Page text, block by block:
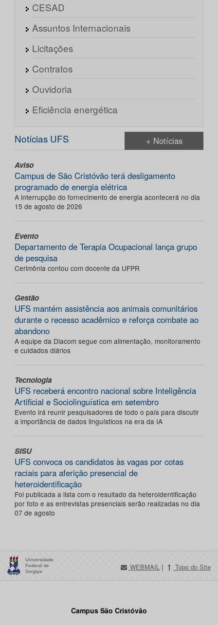
CESAD
Assuntos Internacionais
Licitações
Contratos
Ouvidoria
Eficiência energética
Notícias UFS + Notícias
Aviso
Campus de São Cristóvão terá desligamento
programado de energia elétrica
A interrupção do fornecimento de energia acontecerá no dia
15 de agosto de 2026
Evento
Departamento de Terapia Ocupacional lança grupo
de pesquisa
Cerimônia contou com docente da UFPR
Gestão
UFS mantém assistência aos animais comunitários
durante o recesso acadêmico e reforça combate ao
abandono
A equipe da Diacom segue com alimentação, monitoramento
e cuidados diários
Tecnologia
UFS receberá encontro nacional sobre Inteligência
Artificial e Sociolinguística em setembro
Evento irá reunir pesquisadores de todo o país para discutir
a importância de dados linguísticos na era da IA
SISU
UFS convoca os candidatos às vagas por cotas
raciais para aferição presencial de
heteroidentificação
Foi publicada a lista com o resultado da heteroidentificação
por foto e as entrevistas presenciais serão realizadas no dia
07 de agosto
WEBMAIL | Topo do Site
Campus São Cristóvão